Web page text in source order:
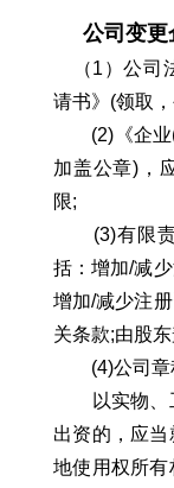
公司变更
（1）公司
请书》(领取
(2)《企业(
加盖公章)，
限;
(3)有限责
括：增加/减
增加/减少注
关条款;由股
(4)公司章
以实物、工
出资的，应
地使用权所有